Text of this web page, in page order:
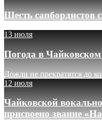
Шесть сапбордистов
13 июля
Погода в
Дожди не прекратятся до
12 июля
Чайковской
присвоено звание